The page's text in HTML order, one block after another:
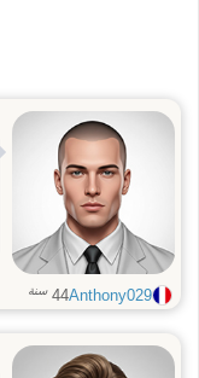
Anthony029
44 سنة